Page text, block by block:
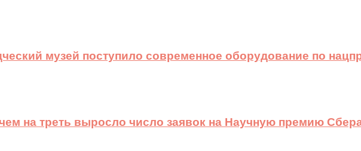
музей поступило современное оборудование по
на треть выросло число заявок на Научную премию